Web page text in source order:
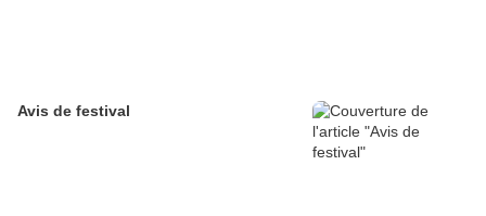
Avis de festival